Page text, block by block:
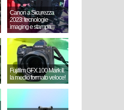
Canon a Sicurezza
2023: tecnologie
imaging e stampa
Fujifilm GFX 100 Mark II:
la medio formato veloce!